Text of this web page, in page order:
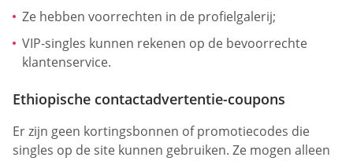
Ze hebben voorrechten in de profielgalerij;
VIP-singles kunnen rekenen op de bevoorrechte
klantenservice.
Ethiopische contactadvertentie-coupons
Er zijn geen kortingsbonnen of promotiecodes die
singles op de site kunnen gebruiken. Ze mogen alleen